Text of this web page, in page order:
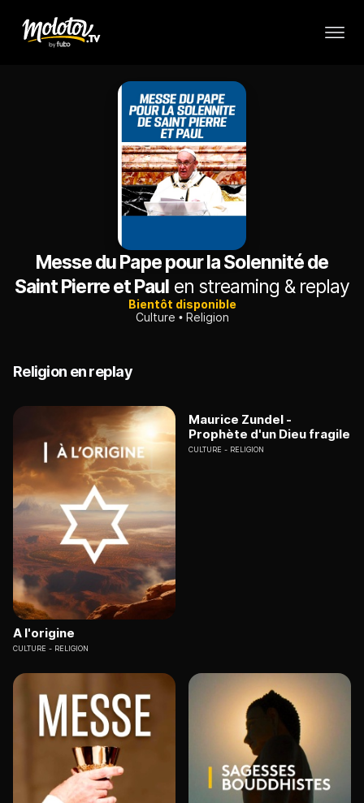
Messe du Pape pour la Solennité de
Saint Pierre et Paul en streaming & replay
Bientôt disponible
Culture
Religion
Religion en replay
A l'origine
CULTURE RELIGION
Maurice Zundel -
Prophète d'un Dieu fragile
CULTURE RELIGION